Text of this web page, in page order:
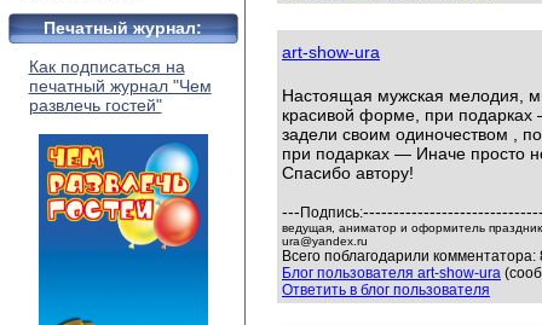
Печатный журнал:
Как подписаться на
печатный журнал "Чем
развлечь гостей"
art-show-ura
Настоящая мужская мелодия,
красивой форме, при подарках
задели своим одиночеством ,
при подарках — Иначе просто
Спасибо автору!
--- Подпись:
ведущая, аниматор и оформитель
ura@yandex.ru
Всего поблагодарили
Блог пользователя art-show-ura
Ответить в блог пользователя